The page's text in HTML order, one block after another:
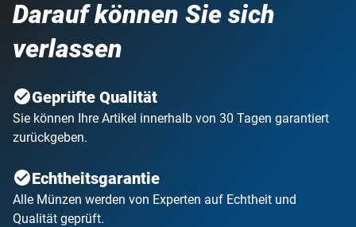
dieser Zeit können Sie sie garantiert zurückgeben. Mit Ihrer
Bestellung gehen Sie
Darauf können Sie sich
verlassen
Geprüfte Qualität
Sie können Ihre Artikel innerhalb von 30 Tagen garantiert
zurückgeben.
Echtheitsgarantie
Alle Münzen werden von Experten auf Echtheit und
Qualität geprüft.